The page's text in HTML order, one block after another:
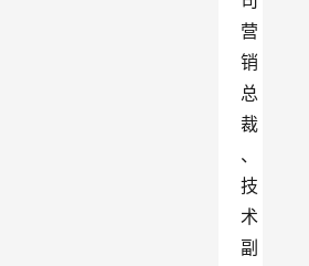
营
销
总
裁
、
技
术
副